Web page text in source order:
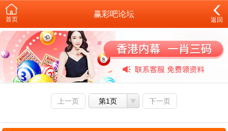
首页
赢彩吧论坛
返回
上一页 第1页 下一页